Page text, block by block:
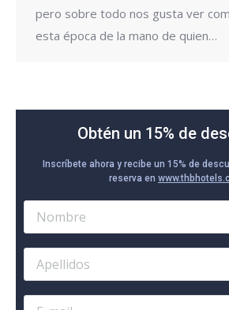
pero sobre todo nos gusta ver
esta época de la mano de quien…
Obtén un 15% de
Inscríbete ahora y recibe un 15% de
reserva en